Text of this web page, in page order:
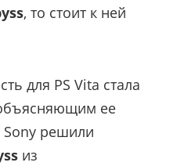
, то стоит к ней
для PS Vita стала
ее
Sony решили
из